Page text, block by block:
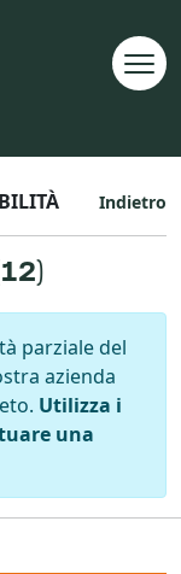
Indietro
12)
parziale del
azienda
Utilizza i
una